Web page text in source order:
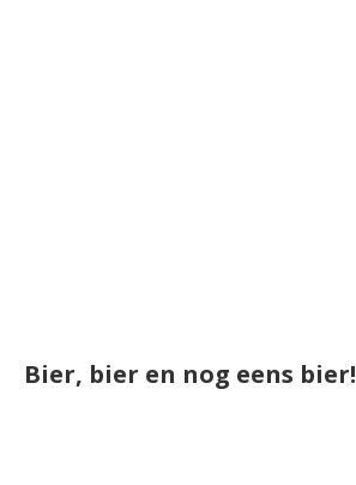
Bier, bier en nog eens bier!